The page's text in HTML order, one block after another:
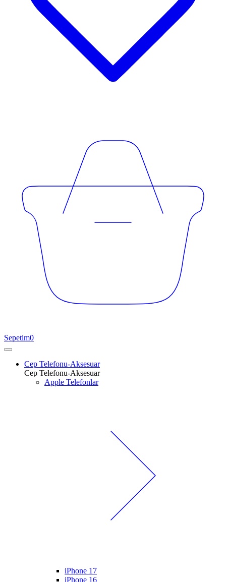
Sepetim0
Cep Telefonu-Aksesuar
Cep Telefonu-Aksesuar
Apple Telefonlar
iPhone 17
iPhone 16